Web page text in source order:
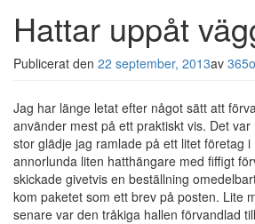
Hattar uppåt
Publicerat den 22 september, 2013av
Jag har länge letat efter något sätt att
använder mest på ett praktiskt vis. Det
stor glädje jag ramlade på ett litet företag i
annorlunda liten hatthängare med fiffigt
skickade givetvis en beställning
kom paketet som ett brev på posten. Lite
senare var den tråkiga hallen förvandlad